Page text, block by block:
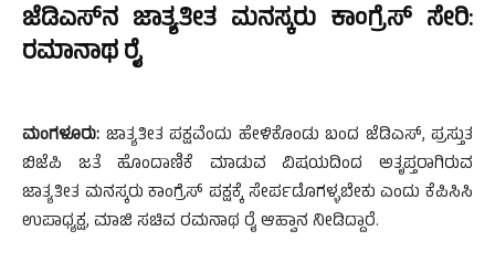
ಜೆಡಿಎಸ್‌ನ ಜಾತ್ಯತೀತ ಮನಸ್ಕರು ಕಾಂಗ್ರೆಸ್ ಸೇರಿ:
ರಮಾನಾಥ ರೈ
ಮಂಗಳೂರು: ಜಾತ್ಯತೀತ ಪಕ್ಷವೆಂದು ಹೇಳಿಕೊಂಡು ಬಂದ ಜೆಡಿಎಸ್, ಪ್ರಸ್ತುತ
ಬಿಜೆಪಿ ಜತೆ ಹೊಂದಾಣಿಕೆ ಮಾಡುವ ವಿಷಯದಿಂದ ಅತೃಪ್ತರಾಗಿರುವ
ಜಾತ್ಯತೀತ ಮನಸ್ಕರು ಕಾಂಗ್ರೆಸ್ ಪಕ್ಷಕ್ಕೆ ಸೇರ್ಪಡೊಗಳ್ಳಬೇಕು ಎಂದು ಕೆಪಿಸಿಸಿ
ಉಪಾಧ್ಯಕ್ಷ, ಮಾಜಿ ಸಚಿವ ರಮನಾಥ ರೈ ಆಹ್ವಾನ ನೀಡಿದ್ದಾರೆ.